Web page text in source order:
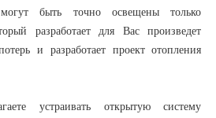
быть точно освещены только
разработает для Вас произведет
и разработает проект отопления
устраивать открытую систему